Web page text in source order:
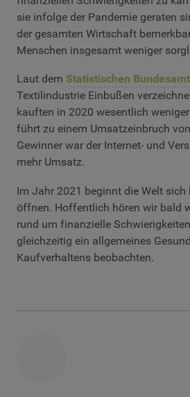
sie infolge der Pandemie geraten
der gesamten Wirtschaft
Menschen insgesamt weniger
Laut dem Statistischen Bundesamt
Textilindustrie Einbußen
kauften in 2020 wesentlich
führt zu einem Umsatzeinbruch
Gewinner war der Internet- und
mehr Umsatz.
Im Jahr 2021 beginnt die Welt sich
öffnen. Hoffentlich hören wir bald
rund um finanzielle
gleichzeitig ein allgemeines
Kaufverhaltens beobachten.